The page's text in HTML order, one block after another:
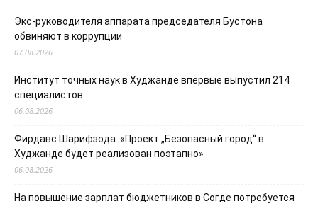
Экс-руководителя аппарата председателя Бустона
обвиняют в коррупции
07.08.2026
Институт точных наук в Худжанде впервые выпустил 214
специалистов
06.08.2026
Фирдавс Шарифзода: «Проект „Безопасный город“ в
Худжанде будет реализован поэтапно»
06.08.2026
На повышение зарплат бюджетников в Согде потребуется